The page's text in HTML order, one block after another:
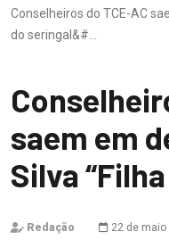
Conselheiros do TCE-AC
do seringal&#...
saem em
Silva
Redação 22 de maio